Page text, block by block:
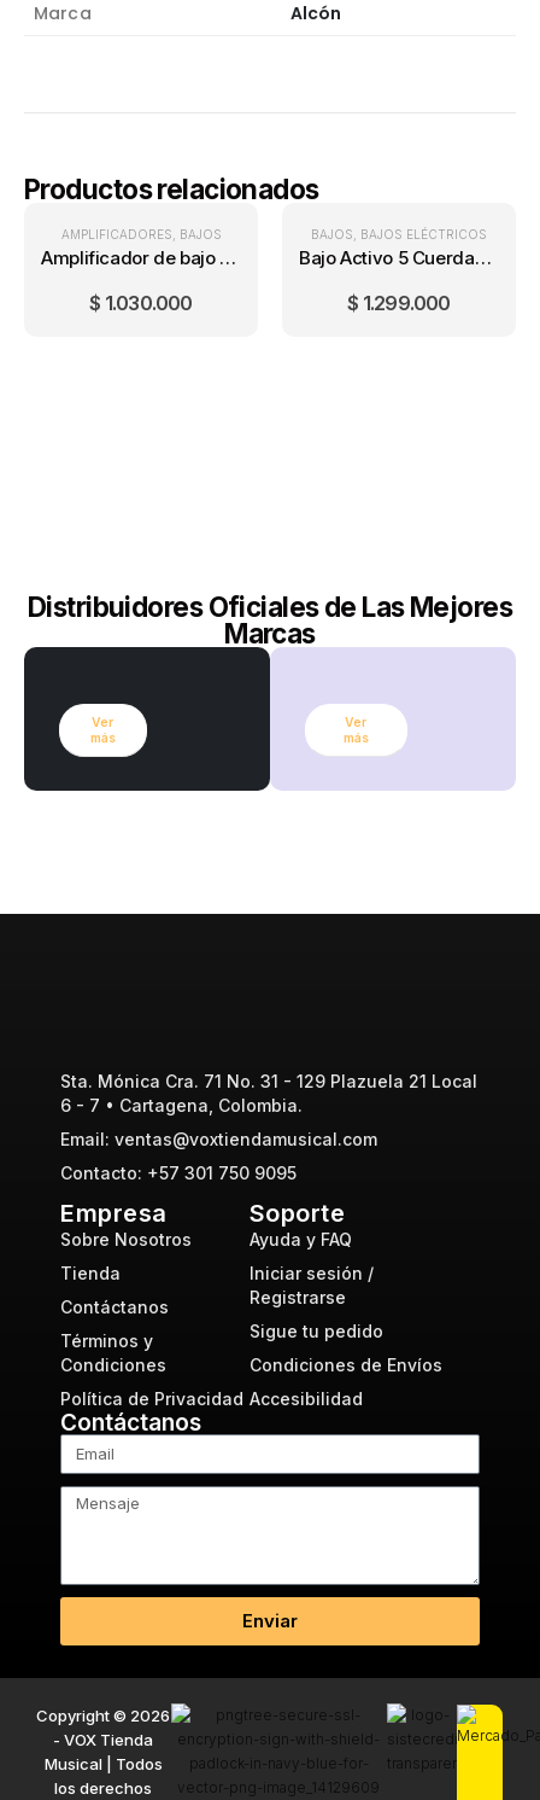
Marca Alcón
Productos relacionados
AMPLIFICADORES BAJOS
Amplificador de bajo Hartke HD25 (25 Watts)
$ 1.030.000
BAJOS BAJOS ELÉCTRICOS
Bajo Activo 5 Cuerdas Persian EBS755-1
$ 1.299.000
Distribuidores Oficiales de Las Mejores
Marcas
Ver
más
Ver
más
Sta. Mónica Cra. 71 No. 31 - 129 Plazuela 21 Local
6 - 7 • Cartagena, Colombia.
Email: ventas@voxtiendamusical.com
Contacto: +57 301 750 9095
Empresa
Sobre Nosotros
Tienda
Contáctanos
Términos y
Condiciones
Política de Privacidad
Soporte
Ayuda y FAQ
Iniciar sesión /
Registrarse
Sigue tu pedido
Condiciones de Envíos
Accesibilidad
Contáctanos
Enviar
Copyright © 2026
- VOX Tienda
Musical | Todos
los derechos